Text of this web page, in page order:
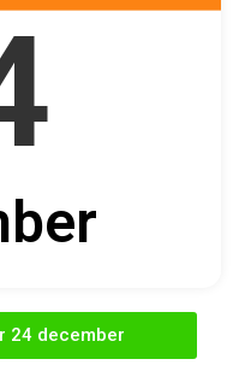
24 december